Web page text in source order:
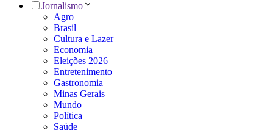
Jornalismo
Agro
Brasil
Cultura e Lazer
Economia
Eleições 2026
Entretenimento
Gastronomia
Minas Gerais
Mundo
Política
Saúde